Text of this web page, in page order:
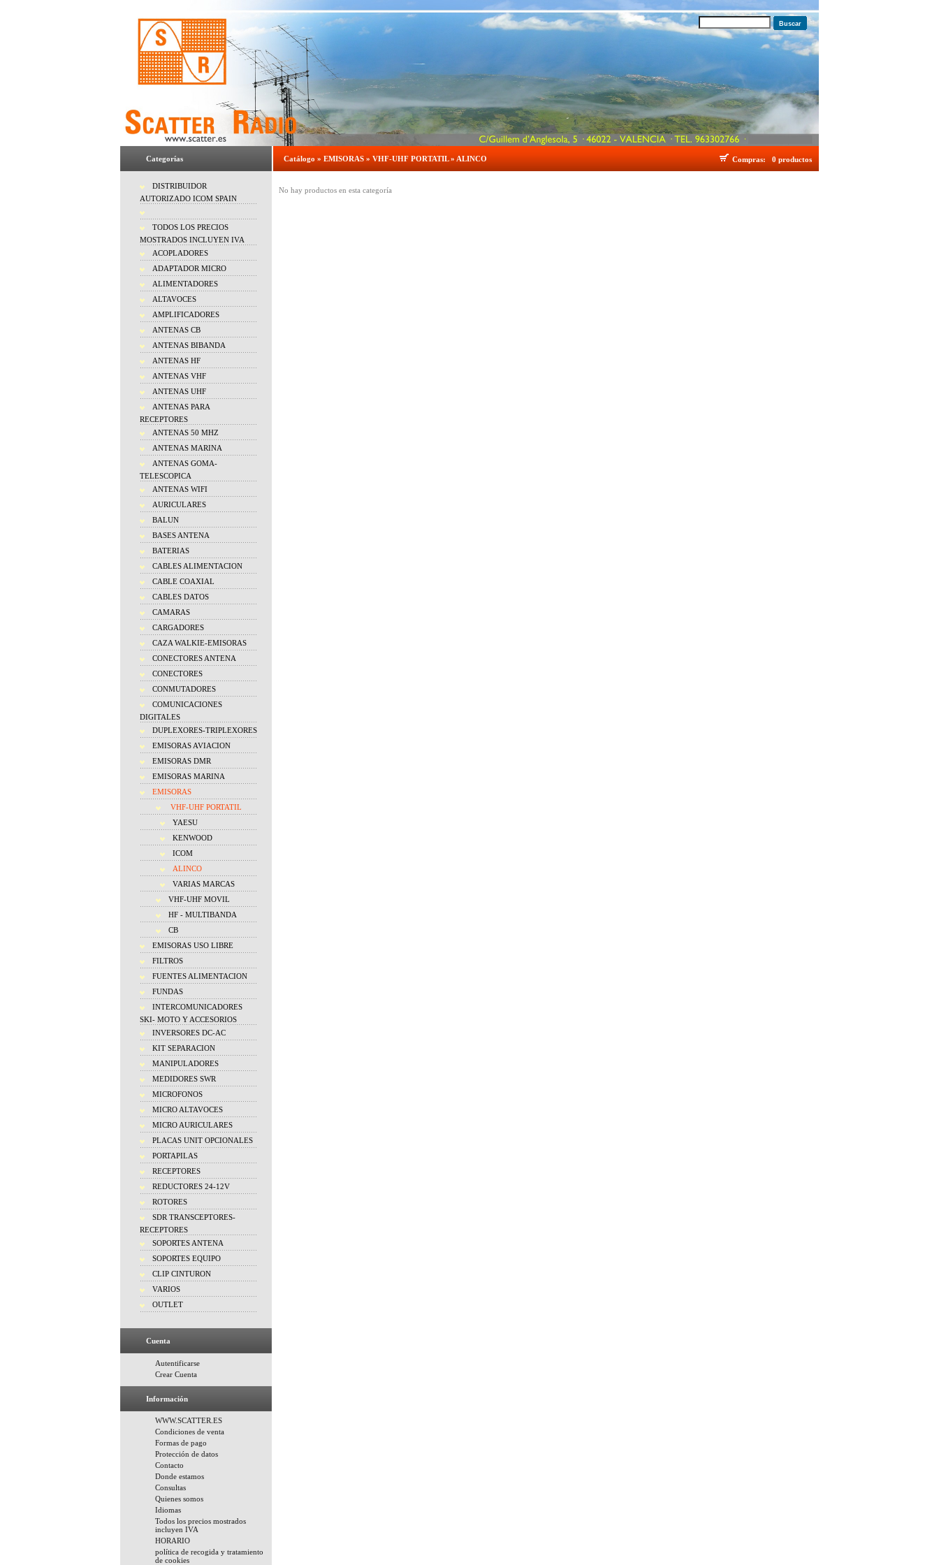
Buscar
Categorías
DISTRIBUIDOR
AUTORIZADO ICOM SPAIN
TODOS LOS PRECIOS
MOSTRADOS INCLUYEN IVA
ACOPLADORES
ADAPTADOR MICRO
ALIMENTADORES
ALTAVOCES
AMPLIFICADORES
ANTENAS CB
ANTENAS BIBANDA
ANTENAS HF
ANTENAS VHF
ANTENAS UHF
ANTENAS PARA
RECEPTORES
ANTENAS 50 MHZ
ANTENAS MARINA
ANTENAS GOMA-
TELESCOPICA
ANTENAS WIFI
AURICULARES
BALUN
BASES ANTENA
BATERIAS
CABLES ALIMENTACION
CABLE COAXIAL
CABLES DATOS
CAMARAS
CARGADORES
CAZA WALKIE-EMISORAS
CONECTORES ANTENA
CONECTORES
CONMUTADORES
COMUNICACIONES
DIGITALES
DUPLEXORES-TRIPLEXORES
EMISORAS AVIACION
EMISORAS DMR
EMISORAS MARINA
EMISORAS
VHF-UHF PORTATIL
YAESU
KENWOOD
ICOM
ALINCO
VARIAS MARCAS
VHF-UHF MOVIL
HF - MULTIBANDA
CB
EMISORAS USO LIBRE
FILTROS
FUENTES ALIMENTACION
FUNDAS
INTERCOMUNICADORES
SKI- MOTO Y ACCESORIOS
INVERSORES DC-AC
KIT SEPARACION
MANIPULADORES
MEDIDORES SWR
MICROFONOS
MICRO ALTAVOCES
MICRO AURICULARES
PLACAS UNIT OPCIONALES
PORTAPILAS
RECEPTORES
REDUCTORES 24-12V
ROTORES
SDR TRANSCEPTORES-
RECEPTORES
SOPORTES ANTENA
SOPORTES EQUIPO
CLIP CINTURON
VARIOS
OUTLET
Cuenta
Autentificarse
Crear Cuenta
Información
WWW.SCATTER.ES
Condiciones de venta
Formas de pago
Protección de datos
Contacto
Donde estamos
Consultas
Quienes somos
Idiomas
Todos los precios mostrados
incluyen IVA
HORARIO
política de recogida y tratamiento
de cookies
Catálogo » EMISORAS » VHF-UHF PORTATIL» ALINCO Compras: 0 productos
No hay productos en esta categoría